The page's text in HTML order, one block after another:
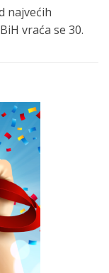
najvećih
vraća se 30.